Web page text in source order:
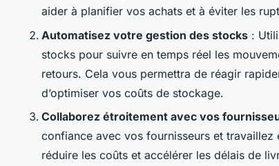
aider à planifier vos achats et à éviter les
Automatisez votre gestion des stocks :
stocks pour suivre en temps réel les
retours. Cela vous permettra de réagir
d’optimiser vos coûts de stockage.
Collaborez étroitement avec vos
confiance avec vos fournisseurs et
réduire les coûts et accélérer les délais de